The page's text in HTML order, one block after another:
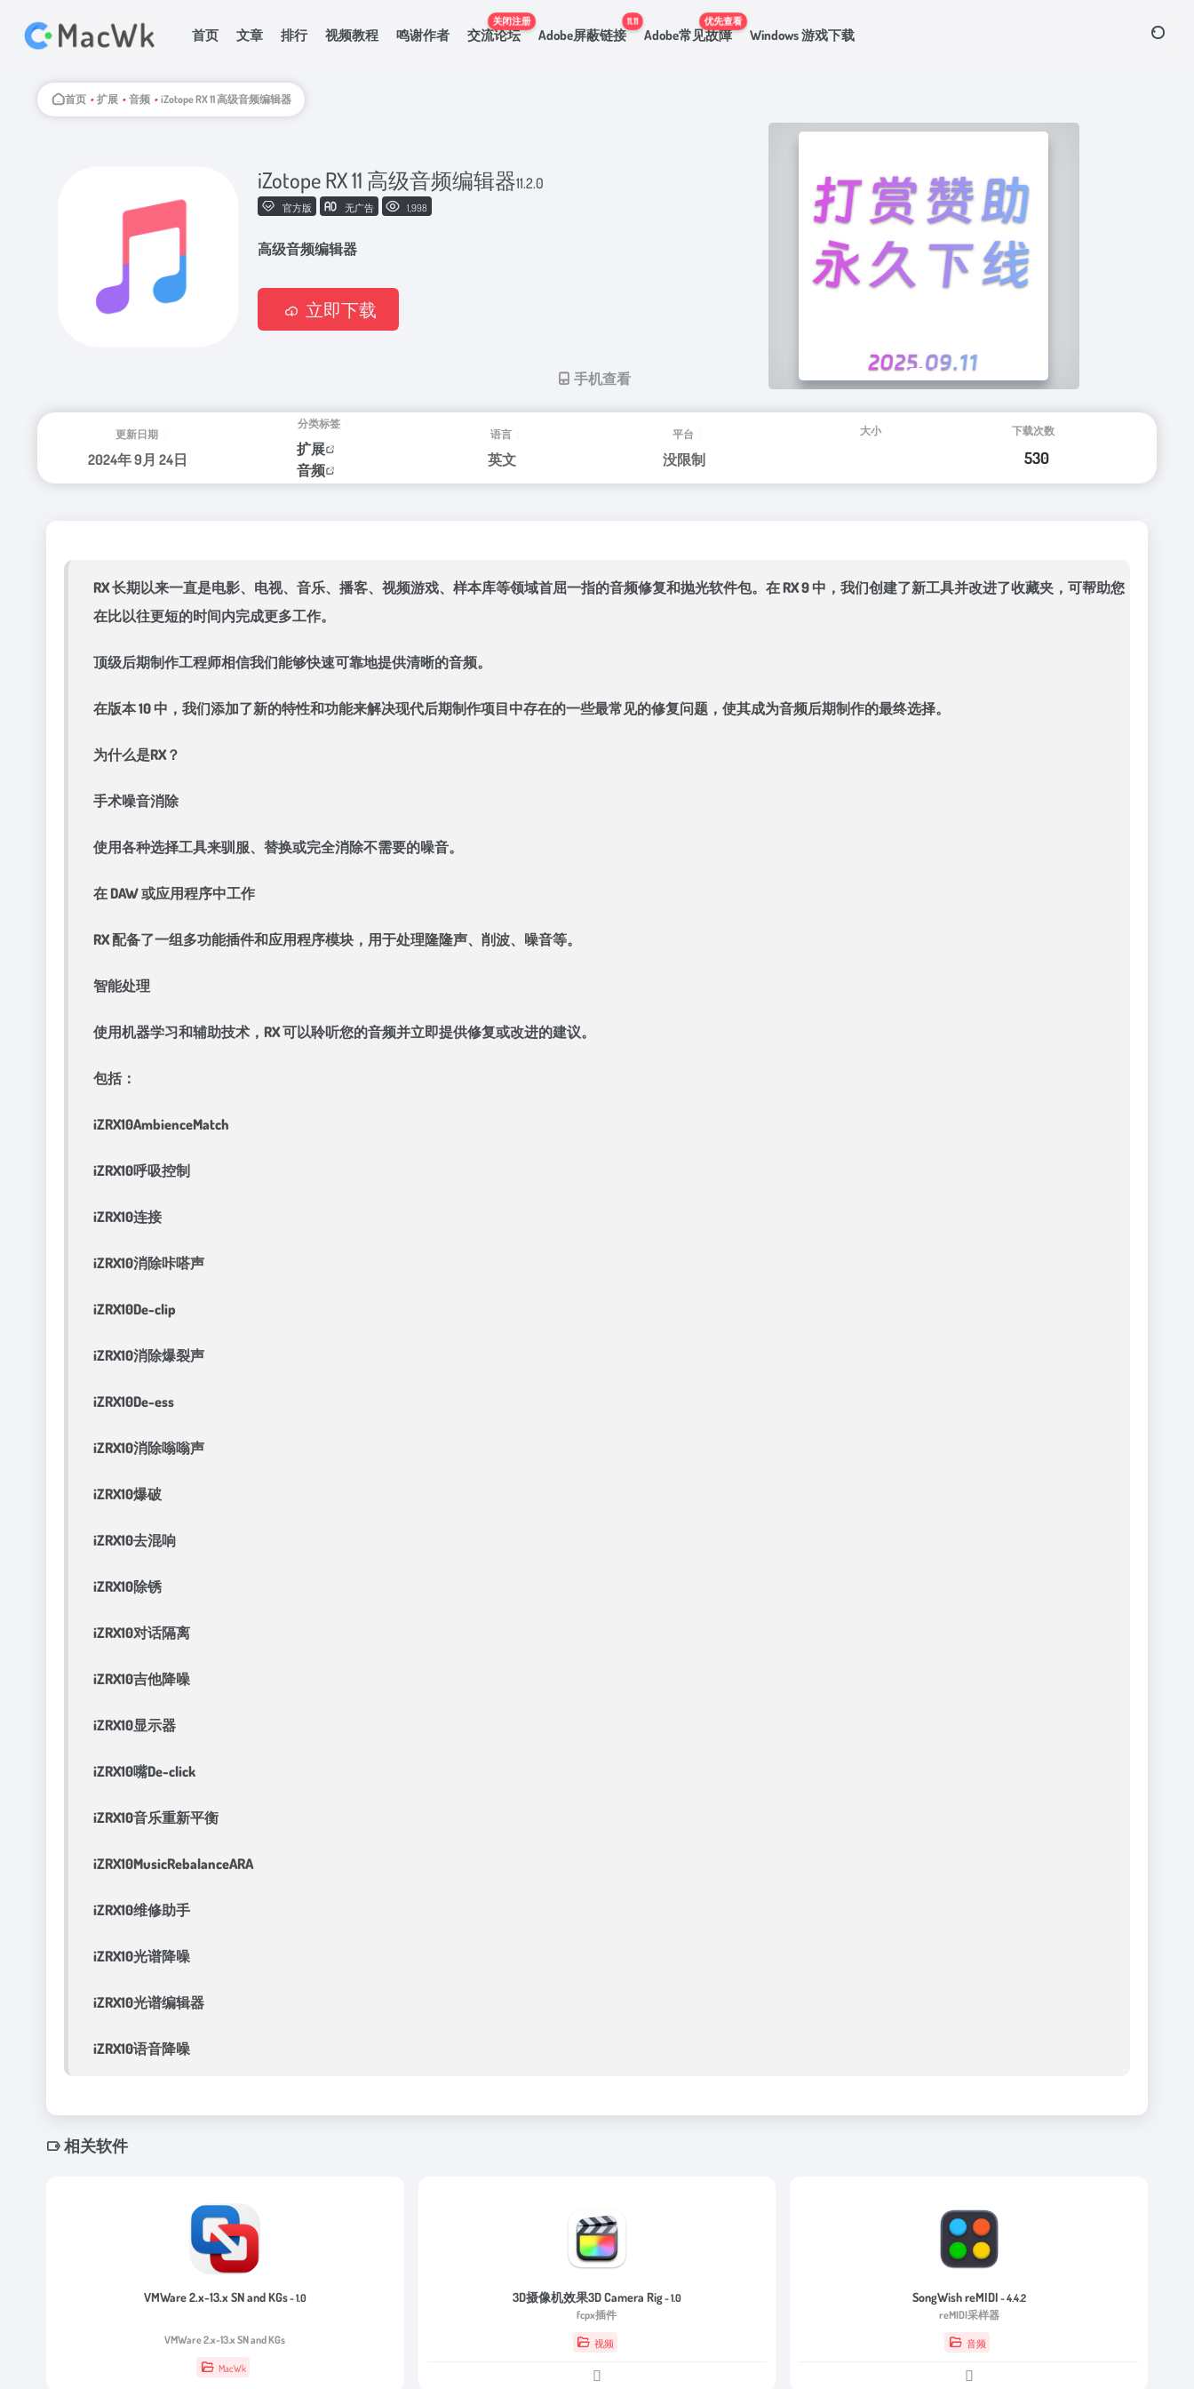
首页 文章 排行 视频教程 鸣谢作者 交流论坛
关闭注册
Adobe屏蔽链接
11.11
Adobe常见故障
优先查看
Windows 游戏下载
首页 • 扩展 • 音频 • iZotope RX 11 高级音频编辑器
iZotope RX 11 高级音频编辑器11.2.0
官方版 无广告 1,998
高级音频编辑器
更新日期：
2024年 9月 24日
分类标签：
扩展
音频
语言：
英文
平台：
没限制
立即下载
手机查看
RX 长期以来一直是电影、电视、音乐、播客、视频游戏、样本库等领域首屈一指的音频修复和抛光软件包。在 RX 9 中，我们创建了新工具并改进了收藏夹，可帮助您
在比以往更短的时间内完成更多工作。
顶级后期制作工程师相信我们能够快速可靠地提供清晰的音频。
在版本 10 中，我们添加了新的特性和功能来解决现代后期制作项目中存在的一些最常见的修复问题，使其成为音频后期制作的最终选择。
为什么是RX？
手术噪音消除
使用各种选择工具来驯服、替换或完全消除不需要的噪音。
在 DAW 或应用程序中工作
RX 配备了一组多功能插件和应用程序模块，用于处理隆隆声、削波、噪音等。
智能处理
使用机器学习和辅助技术，RX 可以聆听您的音频并立即提供修复或改进的建议。
包括：
iZRX10AmbienceMatch
iZRX10呼吸控制
iZRX10连接
iZRX10消除咔嗒声
iZRX10De-clip
iZRX10消除爆裂声
iZRX10De-ess
iZRX10消除嗡嗡声
iZRX10爆破
iZRX10去混响
iZRX10除锈
iZRX10对话隔离
iZRX10吉他降噪
iZRX10显示器
iZRX10嘴De-click
iZRX10音乐重新平衡
iZRX10MusicRebalanceARA
iZRX10维修助手
iZRX10光谱降噪
iZRX10光谱编辑器
iZRX10语音降噪
相关软件
VMWare 2.x-13.x SN and KGs- 1.0
VMWare 2.x-13.x SN and KGs
MacWk
3D摄像机效果3D Camera Rig- 1.0
fcpx插件
视频
SongWish reMIDI - 4.4.2
reMIDI采样器
音频